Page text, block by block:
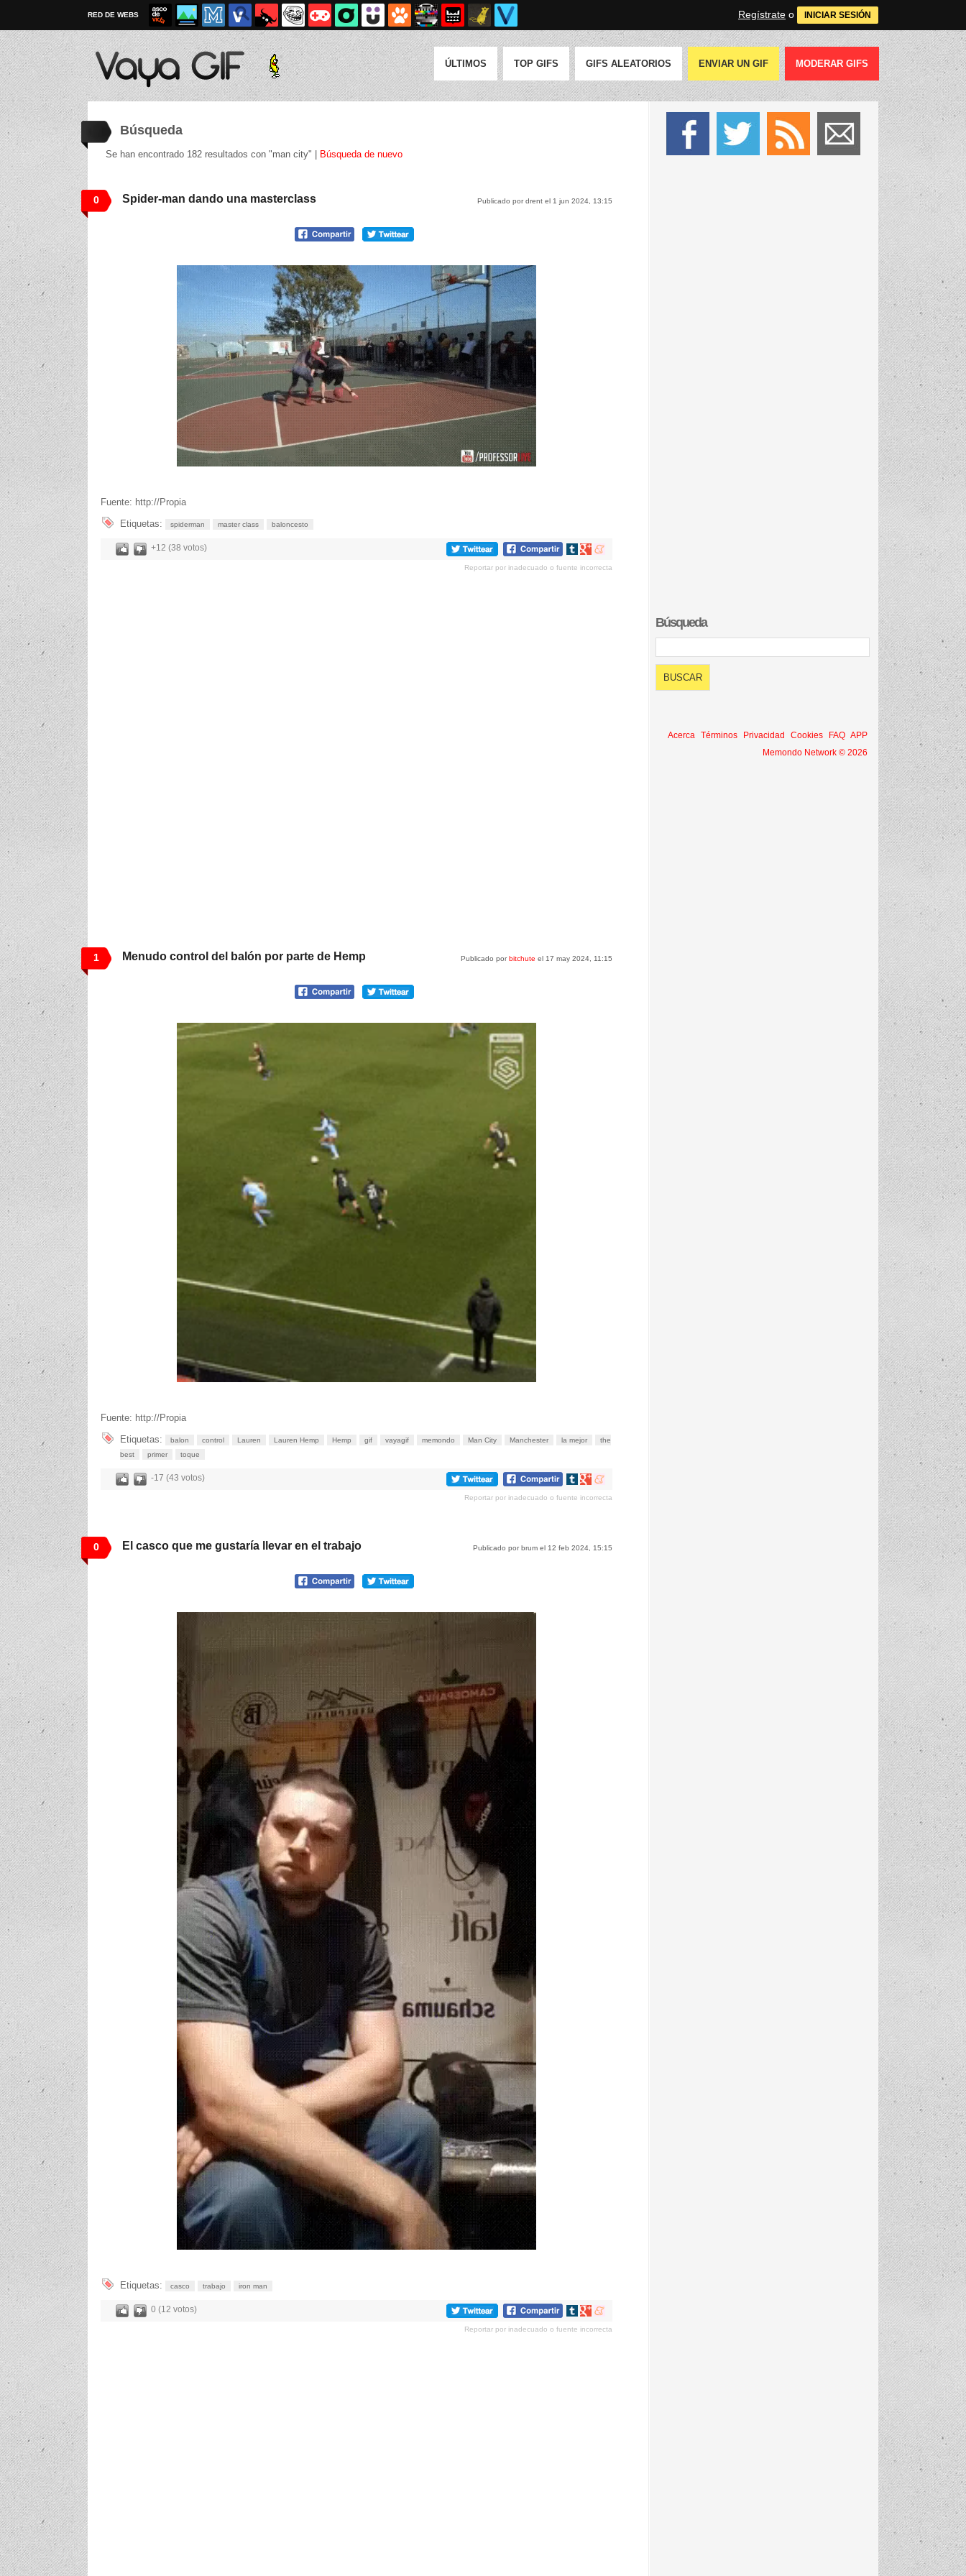
RED DE WEBS Regístrate o INICIAR SESIÓN
ÚLTIMOS TOP GIFS GIFS ALEATORIOS ENVIAR UN GIF MODERAR GIFS
Búsqueda
Se han encontrado 182 resultados con "man city" | Búsqueda de nuevo
0 Publicado por drent el 1 jun 2024, 13:15
Spider-man dando una masterclass
Fuente: http://Propia
Etiquetas:
spiderman master class baloncesto
+12 (38 votos)
Compartir
tumblr
Compartir
Google+
Compartir
meneame
Reportar por inadecuado o fuente incorrecta
1 Publicado porbitchute el 17 may 2024, 11:15
Menudo control del balón por parte de Hemp
Fuente: http://Propia
Etiquetas:
balon control Lauren Lauren Hemp Hemp gif vayagif memondo Man City Manchester la mejor
the
best
primer toque
-17 (43 votos)
Compartir
tumblr
Compartir
Google+
Compartir
meneame
Reportar por inadecuado o fuente incorrecta
0 Publicado por brum el 12 feb 2024, 15:15
El casco que me gustaría llevar en el trabajo
Etiquetas: casco trabajo iron man
0 (12 votos)
Compartir
tumblr
Compartir
Google+
Compartir
meneame
Reportar por inadecuado o fuente incorrecta
Búsqueda
Acerca Términos Privacidad Cookies FAQ APP
Memondo Network © 2026